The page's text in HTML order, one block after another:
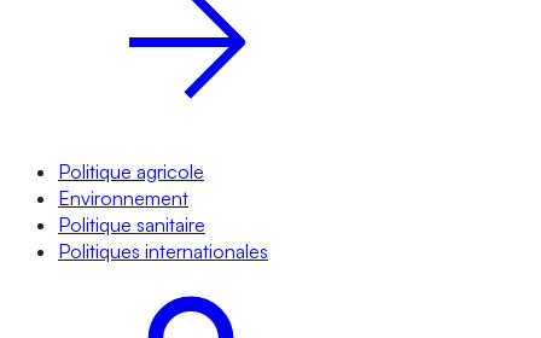
Politique agricole
Environnement
Politique sanitaire
Politiques internationales